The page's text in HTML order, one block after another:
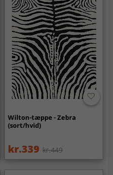
Wilton-tæppe - Zebra
(sort/hvid)
kr.339 kr.449